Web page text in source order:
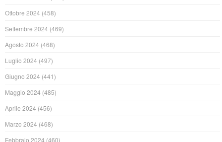
Ottobre 2024 (458)
Settembre 2024 (469)
Agosto 2024 (468)
Luglio 2024 (497)
Giugno 2024 (441)
Maggio 2024 (485)
Aprile 2024 (456)
Marzo 2024 (468)
Febbraio 2024 (460)